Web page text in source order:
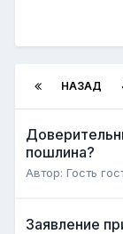
НАЗАД
пошлина?
Автор: Гость
Заявление